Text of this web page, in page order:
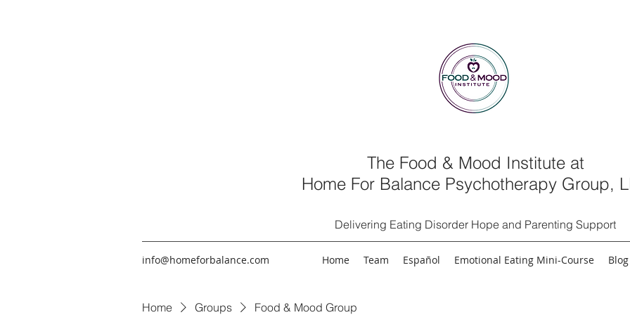
The Food & Mood Institute at
Home For Balance Psychotherapy Group,
Delivering Eating Disorder Hope and Parenting Support
info@homeforbalance.com Home Team Español Emotional Eating Mini-Course Blog
Home Groups Food & Mood Group